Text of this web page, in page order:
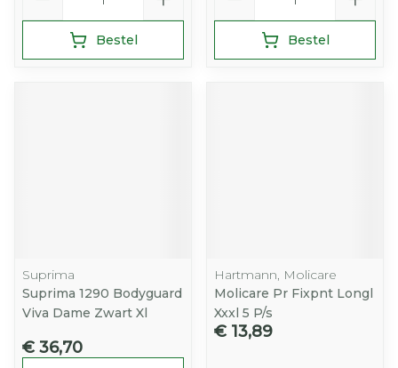
Bestel Bestel
Suprima
Suprima 1290 Bodyguard
Viva Dame Zwart Xl
€ 36,70
Hartmann, Molicare
Molicare Pr Fixpnt Longl
Xxxl 5 P/s
€ 13,89